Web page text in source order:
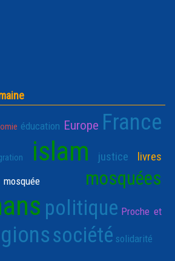
éducation Europe France
islam justice livres
mosquée mosquées
politique Proche et
société solidarité